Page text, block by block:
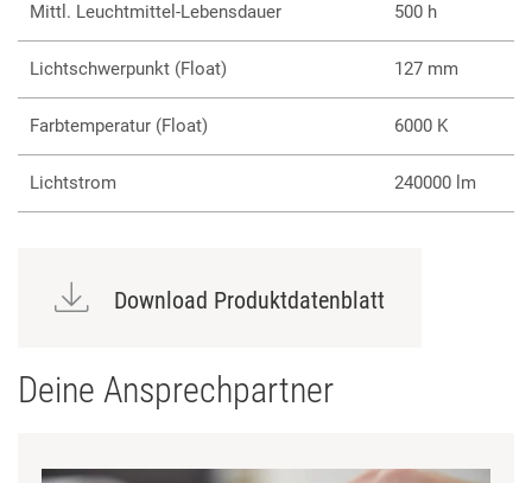
Mittl. Leuchtmittel-Lebensdauer 500 h
Lichtschwerpunkt (Float) 127 mm
Farbtemperatur (Float) 6000 K
Lichtstrom 240000 lm
Download Produktdatenblatt
Deine Ansprechpartner